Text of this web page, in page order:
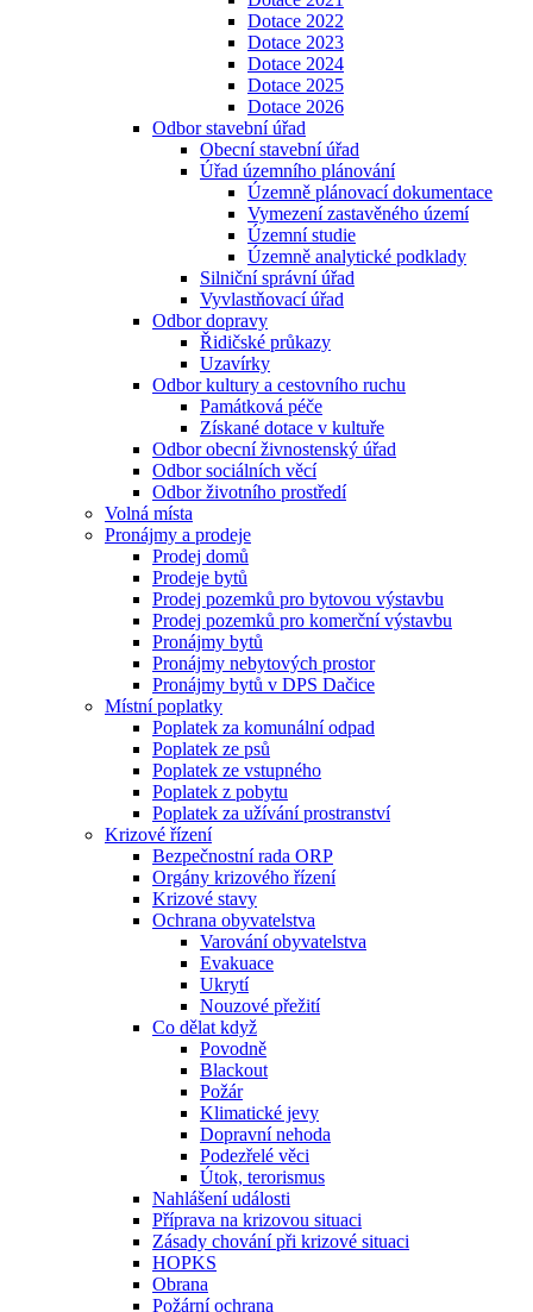
Dotace 2022
Dotace 2023
Dotace 2024
Dotace 2025
Dotace 2026
Odbor stavební úřad
Obecní stavební úřad
Úřad územního plánování
Územně plánovací dokumentace
Vymezení zastavěného území
Územní studie
Územně analytické podklady
Silniční správní úřad
Vyvlastňovací úřad
Odbor dopravy
Řidičské průkazy
Uzavírky
Odbor kultury a cestovního ruchu
Památková péče
Získané dotace v kultuře
Odbor obecní živnostenský úřad
Odbor sociálních věcí
Odbor životního prostředí
Volná místa
Pronájmy a prodeje
Prodej domů
Prodeje bytů
Prodej pozemků pro bytovou výstavbu
Prodej pozemků pro komerční výstavbu
Pronájmy bytů
Pronájmy nebytových prostor
Pronájmy bytů v DPS Dačice
Místní poplatky
Poplatek za komunální odpad
Poplatek ze psů
Poplatek ze vstupného
Poplatek z pobytu
Poplatek za užívání prostranství
Krizové řízení
Bezpečnostní rada ORP
Orgány krizového řízení
Krizové stavy
Ochrana obyvatelstva
Varování obyvatelstva
Evakuace
Ukrytí
Nouzové přežití
Co dělat když
Povodně
Blackout
Požár
Klimatické jevy
Dopravní nehoda
Podezřelé věci
Útok, terorismus
Nahlášení události
Příprava na krizovou situaci
Zásady chování při krizové situaci
HOPKS
Obrana
Požární ochrana